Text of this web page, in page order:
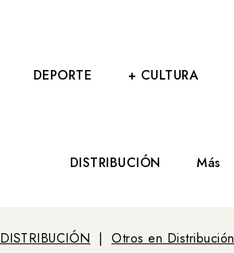
DEPORTE + CULTURA
DISTRIBUCIÓN Más
DISTRIBUCIÓN Otros en Distribución